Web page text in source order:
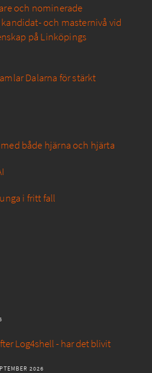
och nominerade
och masternivå vid
på Linköpings
Dalarna för stärkt
både hjärna och hjärta
i fritt fall
Log4shell - har det blivit
2026